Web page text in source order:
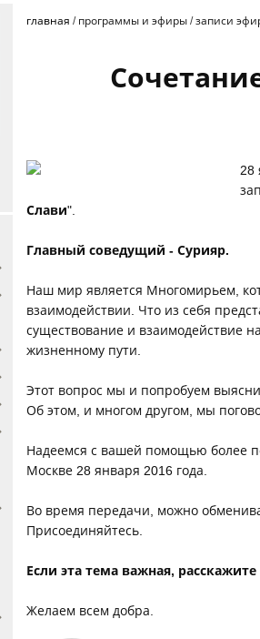
главная / программы и эфиры/записи
28
Слави".
Главный соведущий - Сурияр.
Наш мир является Многомирьем,
взаимодействии. Что из себя
существование и взаимодействие
жизненному пути.
Этот вопрос мы и попробуем
Об этом, и многом другом, мы
Надеемся с вашей помощью более
Москве 28 января 2016 года.
Во время передачи, можно
Присоединяйтесь.
Если эта тема важная,
Желаем всем добра.